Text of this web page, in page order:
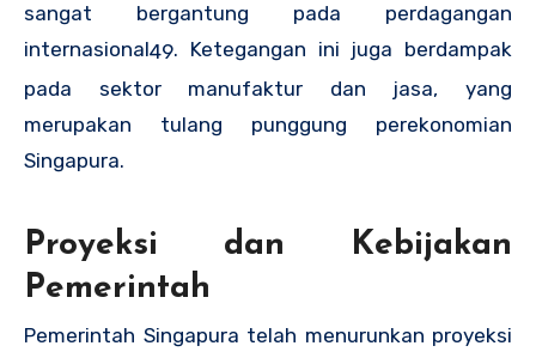
sangat bergantung pada perdagangan
internasional49. Ketegangan ini juga berdampak
pada sektor manufaktur dan jasa, yang
merupakan tulang punggung perekonomian
Singapura.
Proyeksi dan Kebijakan
Pemerintah
Pemerintah Singapura telah menurunkan proyeksi